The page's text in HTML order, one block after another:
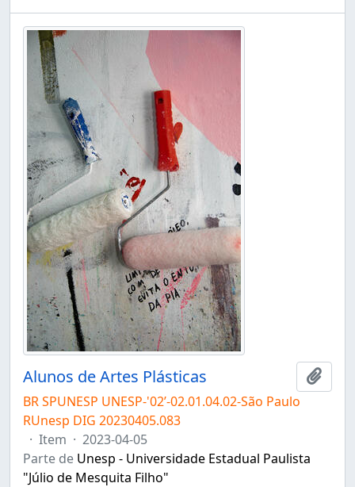
Alunos de Artes Plásticas
BR SPUNESP UNESP-'02’-02.01.04.02-São Paulo
RUnesp DIG 20230405.083
· Item · 2023-04-05
Parte de Unesp - Universidade Estadual Paulista
"Júlio de Mesquita Filho"